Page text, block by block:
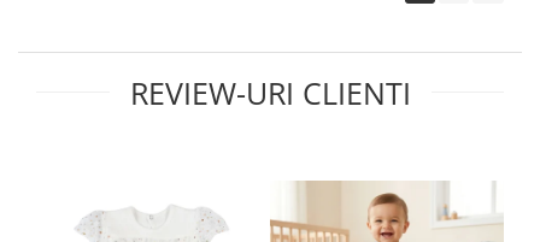
REVIEW-URI CLIENTI